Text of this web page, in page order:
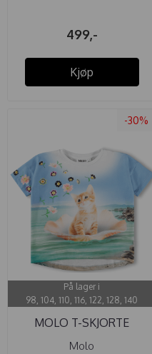
499,-
Kjøp
-30%
På lager i
98, 104, 110, 116, 122, 128, 140
MOLO T-SKJORTE
RAEESA LIKE ...
Molo